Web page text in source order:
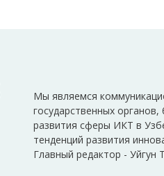
Мы являемся
государственных
развития сферы ИКТ в
тенденций развития
Главный редактор - Уйгун